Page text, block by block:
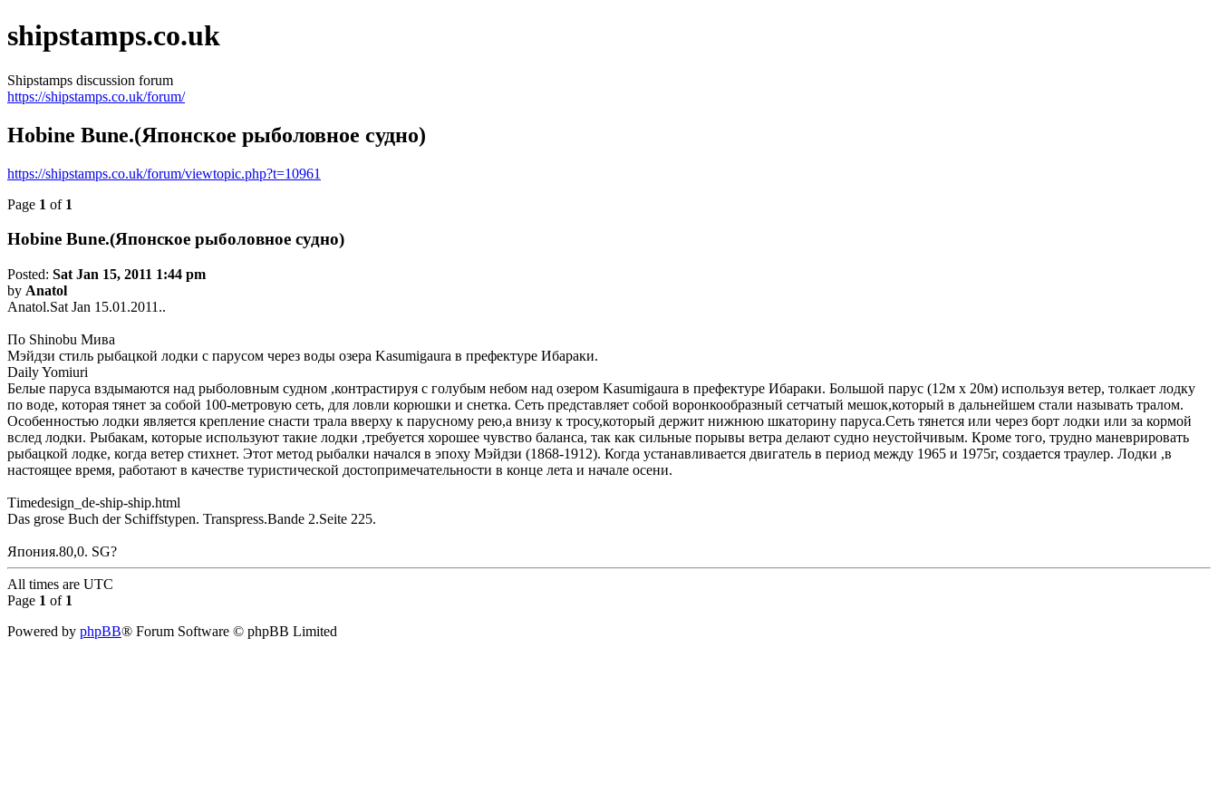
shipstamps.co.uk
Shipstamps discussion forum
https://shipstamps.co.uk/forum/
Hobine Bune.(Японское рыболовное судно)
https://shipstamps.co.uk/forum/viewtopic.php?t=10961
Page 1 of 1
Hobine Bune.(Японское рыболовное судно)
Posted: Sat Jan 15, 2011 1:44 pm
by Anatol
Anatol.Sat Jan 15.01.2011..
По Shinobu Мива
Мэйдзи стиль рыбацкой лодки с парусом через воды озера Kasumigaura в префектуре Ибараки.
Daily Yomiuri
Белые паруса вздымаются над рыболовным судном ,контрастируя с голубым небом над озером Kasumigaura в префектуре Ибараки. Большой парус (12м x 20м) используя ветер, толкает лодку
по воде, которая тянет за собой 100-метровую сеть, для ловли корюшки и снетка. Сеть представляет собой воронкообразный сетчатый мешок,который в дальнейшем стали называть тралом.
Особенностью лодки является крепление снасти трала вверху к парусному рею,а внизу к тросу,который держит нижнюю шкаторину паруса.Сеть тянется или через борт лодки или за кормой
вслед лодки. Рыбакам, которые используют такие лодки ,требуется хорошее чувство баланса, так как сильные порывы ветра делают судно неустойчивым. Кроме того, трудно маневрировать
рыбацкой лодке, когда ветер стихнет. Этот метод рыбалки начался в эпоху Мэйдзи (1868-1912). Когда устанавливается двигатель в период между 1965 и 1975г, создается траулер. Лодки ,в
настоящее время, работают в качестве туристической достопримечательности в конце лета и начале осени.
Тimedesign_de-ship-ship.html
Das grose Buch der Schiffstypen. Transpress.Bande 2.Seite 225.
Япония.80,0. SG?
All times are UTC
Page 1 of 1
Powered by phpBB® Forum Software © phpBB Limited